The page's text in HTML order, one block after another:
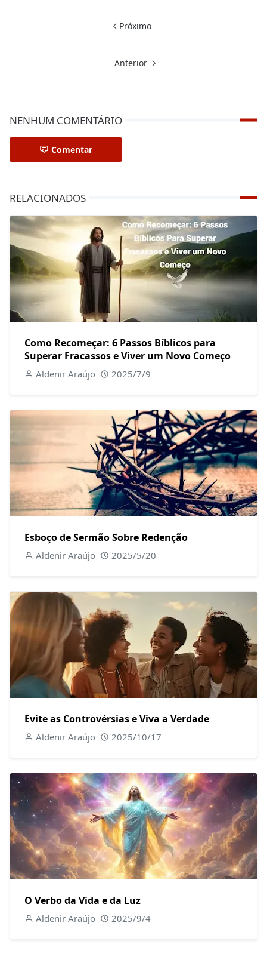
Próximo
Anterior
NENHUM COMENTÁRIO
Comentar
RELACIONADOS
Como Recomeçar: 6 Passos Bíblicos para
Superar Fracassos e Viver um Novo Começo
Aldenir Araújo 2025/7/9
Esboço de Sermão Sobre Redenção
Aldenir Araújo 2025/5/20
Evite as Controvérsias e Viva a Verdade
Aldenir Araújo 2025/10/17
O Verbo da Vida e da Luz
Aldenir Araújo 2025/9/4